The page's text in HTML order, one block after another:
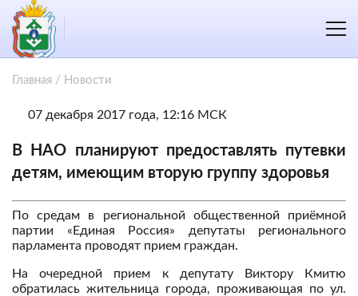
Главная / Новости
07 декабря 2017 года, 12:16 МСК
В НАО планируют предоставлять путевки
детям, имеющим вторую группу здоровья
По средам в региональной общественной приёмной
партии «Единая Россия» депутаты регионального
парламента проводят прием граждан.
На очередной прием к депутату Виктору Кмитю
обратилась жительница города, проживающая по ул.